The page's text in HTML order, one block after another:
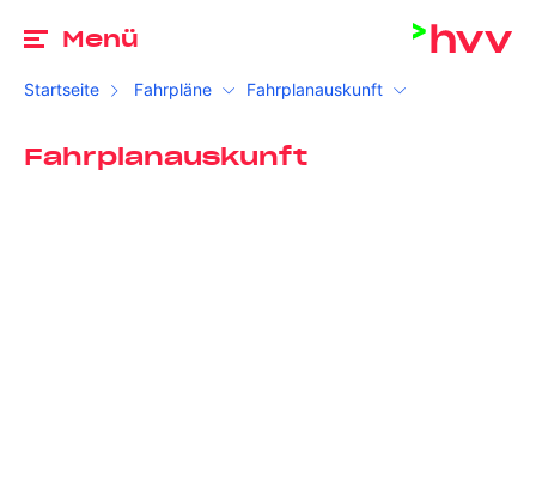
Menü
Startseite Fahrpläne Fahrplanauskunft
Fahrplanauskunft